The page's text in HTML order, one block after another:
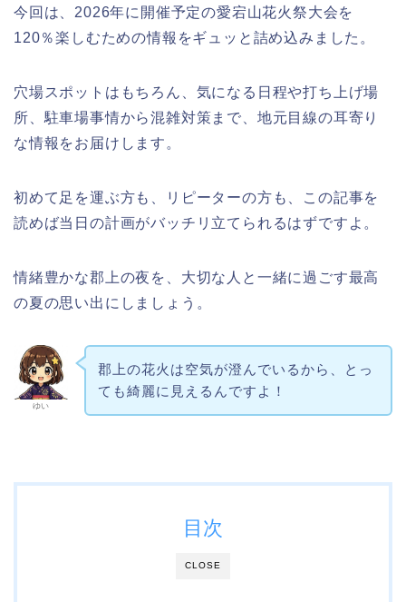
今回は、2026年に開催予定の愛宕山花火祭大会を
120％楽しむための情報をギュッと詰め込みました。
穴場スポットはもちろん、気になる日程や打ち上げ場
所、駐車場事情から混雑対策まで、地元目線の耳寄り
な情報をお届けします。
初めて足を運ぶ方も、リピーターの方も、この記事を
読めば当日の計画がバッチリ立てられるはずですよ。
情緒豊かな郡上の夜を、大切な人と一緒に過ごす最高
の夏の思い出にしましょう。
ゆい
郡上の花火は空気が澄んでいるから、とっ
ても綺麗に見えるんですよ！
CLOSE
目次